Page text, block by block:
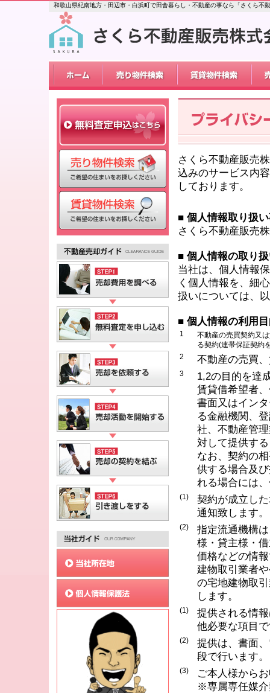
和歌山県紀南地方・田辺市・白浜町で田舎暮らし・不動産の事なら「さくら不
さくら不動産販売
込みのサービス内
しております。
■ 個人情報取り扱
さくら不動産販売
■ 個人情報の取り
当社は、個人情報
く個人情報を、細
扱いについては、
■ 個人情報の利用
1
不動産の売買契約又
る契約(連帯保証契約
2
不動産の売買
3
1,2の目的を達
賃貸借希望者
書面又はイン
る金融機関、
社、不動産管
対して提供す
なお、契約の
供する場合及
れる場合には
(1)
契約が成立し
通知致します。
(2)
指定流通機構
様・貸主様・
価格などの情
建物取引業者
の宅地建物取
します。
(1)
提供される情
他必要な項目
(2)
提供は、書面
段で行います。
(3)
ご本人様から
※専属専任媒介